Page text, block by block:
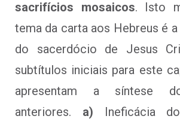
sacrifícios mosaicos. Isto
tema da carta aos Hebreus é
do sacerdócio de Jesus
subtítulos iniciais para este
apresentam a síntese
anteriores. a) Ineficácia